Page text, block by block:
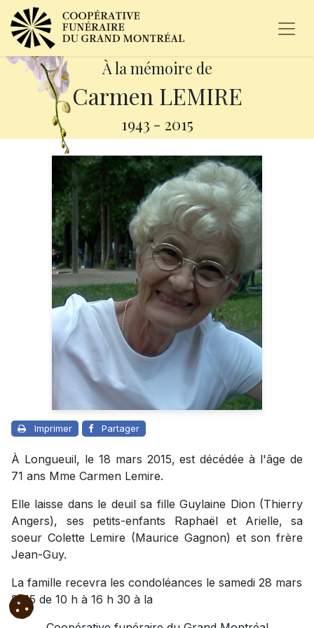
À la mémoire de
Carmen LEMIRE
1943 - 2015
Imprimer Partager
À Longueuil, le 18 mars 2015, est décédée à l'âge de
71 ans Mme Carmen Lemire.
Elle laisse dans le deuil sa fille Guylaine Dion (Thierry
Angers), ses petits-enfants Raphaël et Arielle, sa
soeur Colette Lemire (Maurice Gagnon) et son frère
Jean-Guy.
La famille recevra les condoléances le samedi 28 mars
2015 de 10 h à 16 h 30 à la